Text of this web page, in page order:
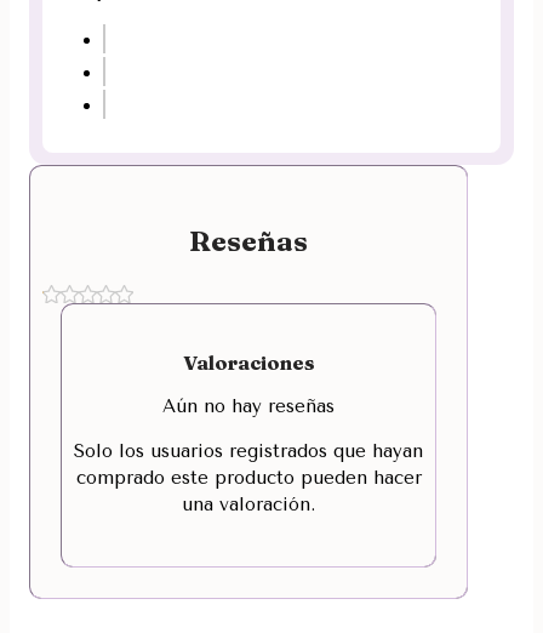
Reseñas
Valoraciones
Aún no hay reseñas
Solo los usuarios registrados que hayan
comprado este producto pueden hacer
una valoración.